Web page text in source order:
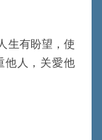
生有盼望，使
他人，关愛他